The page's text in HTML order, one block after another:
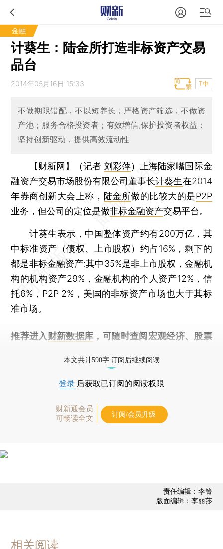
金融
计葵生：陆金所打造非标资产交易
品台
2014年05月16日 15:33 T中
不做期限错配，不以短养长；严格资产筛选；不做资
产池；服务合格投资者；有效增信,保护投资者权益；
坚持创新驱动，提供高效流动性
【财新网】（记者 刘彩萍）
上海陆家嘴国际金
融资产交易市场股份有限公司董事长计葵生在2014
年券商创新大会上称， 陆金所做的比较大的是P2P
业务，但公司的定位是做非标金融资产交易平台。
计葵生表示，中国整体资产约有200万亿，其
中标准资产（债权、上市股权）约占16%，剩下的
都是非标金融资产:其中35%是非上市股权，金融机
构的机构资产29%，金融机构的个人资产12%，信
托6%，P2P 2%，美国的非标资产市场也大于其标
准市场。
推荐进入 财新数据库 ，可随时查阅宏观经济、股票
本文共计590字 订阅后继续阅读
登录 后获取已订阅的阅读权限
财新通会员
可畅读全文
订阅/会员升级
责任编辑：李箐
版面编辑：李丽莎
相关阅读